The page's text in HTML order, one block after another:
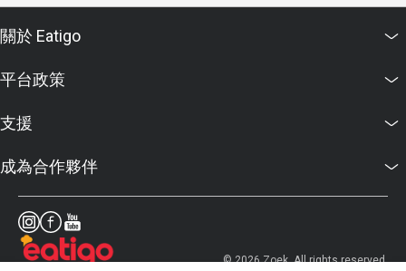
關於 Eatigo
平台政策
支援
成為合作夥伴
© 2026 Zoek. All rights reserved.